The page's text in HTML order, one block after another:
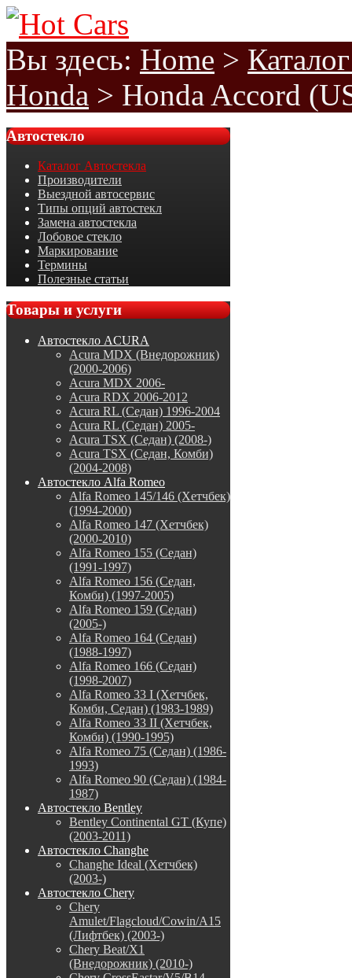
Вы здесь: Home >
Honda > Honda Accord
Автостекло
Каталог Автостекла
Производители
Выездной автосервис
Типы опций автостекл
Замена автостекла
Лобовое стекло
Маркирование
Термины
Полезные статьи
Товарыи услуги
Автостекло ACURA
Acura MDX (Внедорожник)
(2000-2006)
Acura MDX 2006-
Acura RDX 2006-2012
Acura RL (Седан) 1996-2004
Acura RL (Седан) 2005-
Acura TSX (Седан) (2008-)
Acura TSX (Седан, Комби)
(2004-2008)
Автостекло Alfa Romeo
Alfa Romeo 145/146 (Хетчбек)
(1994-2000)
Alfa Romeo 147 (Хетчбек)
(2000-2010)
Alfa Romeo 155 (Седан)
(1991-1997)
Alfa Romeo 156 (Седан,
Комби) (1997-2005)
Alfa Romeo 159 (Седан)
(2005-)
Alfa Romeo 164 (Седан)
(1988-1997)
Alfa Romeo 166 (Седан)
(1998-2007)
Alfa Romeo 33 I (Хетчбек,
Комби, Седан) (1983-1989)
Alfa Romeo 33 II (Хетчбек,
Комби) (1990-1995)
Alfa Romeo 75 (Седан) (1986-
1993)
Alfa Romeo 90 (Седан) (1984-
1987)
Автостекло Bentley
Bentley Continental GT (Купе)
(2003-2011)
Автостекло Changhe
Changhe Ideal (Хетчбек)
(2003-)
Автостекло Chery
Chery
Amulet/Flagcloud/Cowin/A15
(Лифтбек) (2003-)
Chery Beat/X1
(Внедорожник) (2010-)